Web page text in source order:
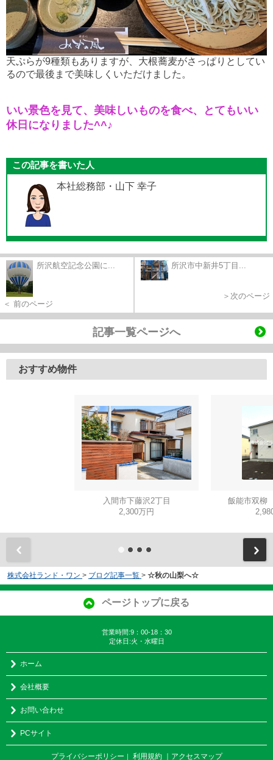
天ぷらが9種類もありますが、大根蕎麦がさっぱりとしてい
るので最後まで美味しくいただけました。
いい景色を見て、美味しいものを食べ、とてもいい
休日になりました^^♪
この記事を書いた人
本社総務部・山下 幸子
所沢航空記念公園に...
＜ 前のページ
所沢市中新井5丁目...
＞次のページ
記事一覧ページへ
おすすめ物件
入間市下藤沢2丁目
2,300万円
飯能市双柳
株式会社ランド・ワン > ブログ記事一覧 > ☆秋の山梨へ☆
ページトップに戻る
営業時間:9：00-18：30
定休日:火・水曜日
ホーム
会社概要
お問い合わせ
PCサイト
プライバシーポリシー 利用規約 ｜アクセスマップ